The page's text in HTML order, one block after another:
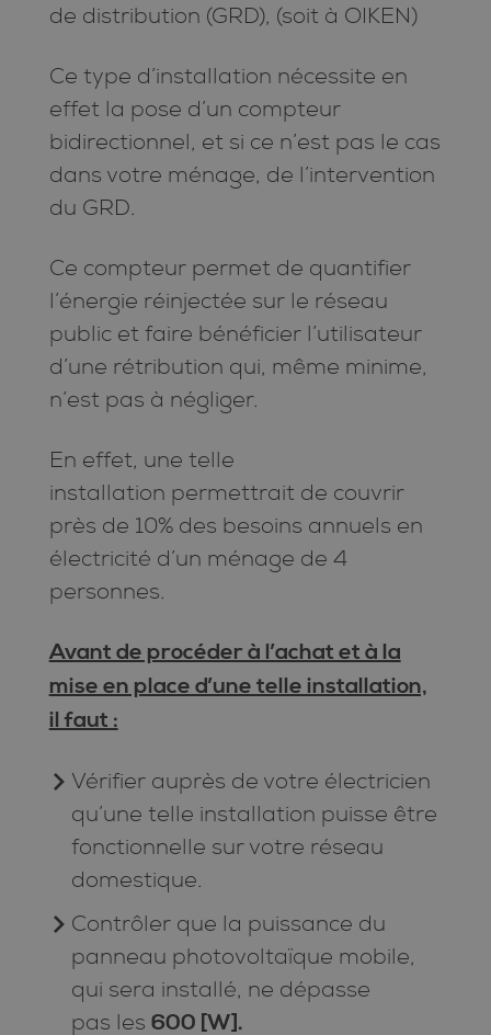
de distribution (GRD), (soit à OIKEN)
Ce type d’installation nécessite en
effet la pose d’un compteur
bidirectionnel, et si ce n’est pas le cas
dans votre ménage, de l’intervention
du GRD.
Ce compteur permet de quantifier
l’énergie réinjectée sur le réseau
public et faire bénéficier l’utilisateur
d’une rétribution qui, même minime,
n’est pas à négliger.
En effet, une telle
installation permettrait de couvrir
près de 10% des besoins annuels en
électricité d’un ménage de 4
personnes.
Avant de procéder à l’achat et à la
mise en place d’une telle installation,
il faut :
Vérifier auprès de votre électricien
qu’une telle installation puisse être
fonctionnelle sur votre réseau
domestique.
Contrôler que la puissance du
panneau photovoltaïque mobile,
qui sera installé, ne dépasse
pas les 600 [W].